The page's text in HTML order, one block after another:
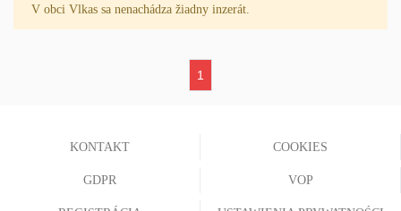
V obci Vlkas sa nenachádza žiadny inzerát.
1
KONTAKT COOKIES
GDPR VOP